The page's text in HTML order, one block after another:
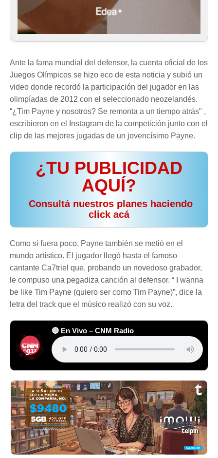
Ante la fama mundial del defensor, la cuenta oficial de los
Juegos Olímpicos se hizo eco de esta noticia y subió un
video donde recordó la participación del jugador en las
olimpíadas de 2012 con el seleccionado neozelandés.
“¿Tim Payne y nosotros? Se remonta a un tiempo atrás" ,
escribieron en el Instagram de la competición junto con el
clip de las mejores jugadas de un jovencísimo Payne.
¿TU PUBLICIDAD
AQUÍ?
️ Consultá nuestros planes haciendo
click acá
Como si fuera poco, Payne también se metió en el
mundo artístico. El jugador llegó hasta el famoso
cantante Ca7triel que, probando un novedoso grabador,
le compuso una pegadiza canción al defensor. “ I wanna
be like Tim Payne (quiero ser como Tim Payne)”, dice la
letra del track que el músico realizó con su voz.
🔴 En Vivo – CNM Radio